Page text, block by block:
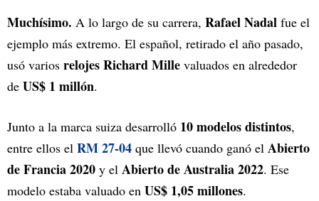
Muchísimo. A lo largo de su carrera, Rafael Nadal fue el
ejemplo más extremo. El español, retirado el año pasado,
usó varios relojes Richard Mille valuados en alrededor
de US$ 1 millón.
Junto a la marca suiza desarrolló 10 modelos distintos,
entre ellos el RM 27-04 que llevó cuando ganó el Abierto
de Francia 2020 y el Abierto de Australia 2022. Ese
modelo estaba valuado en US$ 1,05 millones.